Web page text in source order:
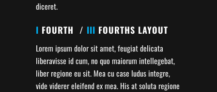
diceret.
I FOURTH / III FOURTHS LAYOUT
Lorem ipsum dolor sit amet, feugiat delicata
liberavisse id cum, no quo maiorum intellegebat,
liber regione eu sit. Mea cu case ludus integre,
vide viderer eleifend ex mea. His at soluta regione